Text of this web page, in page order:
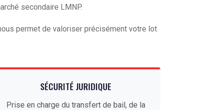
secondaire LMNP.
permet de valoriser précisément votre lot
SÉCURITÉ JURIDIQUE
Prise en charge du transfert de bail, de la